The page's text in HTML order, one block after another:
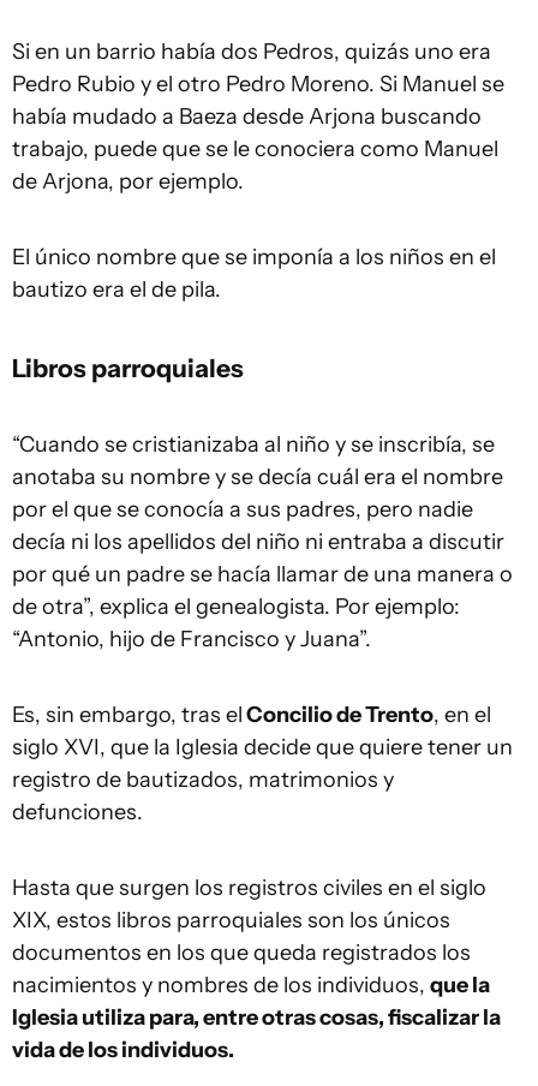
Si en un barrio había dos Pedros, quizás uno era
Pedro Rubio y el otro Pedro Moreno. Si Manuel se
había mudado a Baeza desde Arjona buscando
trabajo, puede que se le conociera como Manuel
de Arjona, por ejemplo.
El único nombre que se imponía a los niños en el
bautizo era el de pila.
Libros parroquiales
“Cuando se cristianizaba al niño y se inscribía, se
anotaba su nombre y se decía cuál era el nombre
por el que se conocía a sus padres, pero nadie
decía ni los apellidos del niño ni entraba a discutir
por qué un padre se hacía llamar de una manera o
de otra”, explica el genealogista. Por ejemplo:
“Antonio, hijo de Francisco y Juana”.
Es, sin embargo, tras elConcilio de Trento, en el
siglo XVI, que la Iglesia decide que quiere tener un
registro de bautizados, matrimonios y
defunciones.
Hasta que surgen los registros civiles en el siglo
XIX, estos libros parroquiales son los únicos
documentos en los que queda registrados los
nacimientos y nombres de los individuos, que la
Iglesia utiliza para, entre otras cosas, fiscalizar la
vida de los individuos.